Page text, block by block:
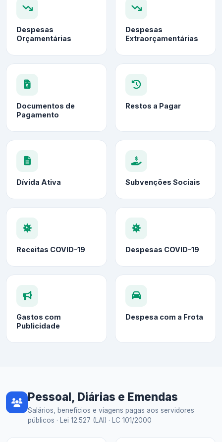
Despesas
Orçamentárias
Despesas
Extraorçamentárias
Documentos de
Pagamento
Restos a Pagar
Dívida Ativa Subvenções Sociais
Receitas COVID-19 Despesas COVID-19
Gastos com
Publicidade
Despesa com a Frota
Pessoal, Diárias e Emendas
Salários, benefícios e viagens pagas aos servidores
públicos · Lei 12.527 (LAI) · LC 101/2000